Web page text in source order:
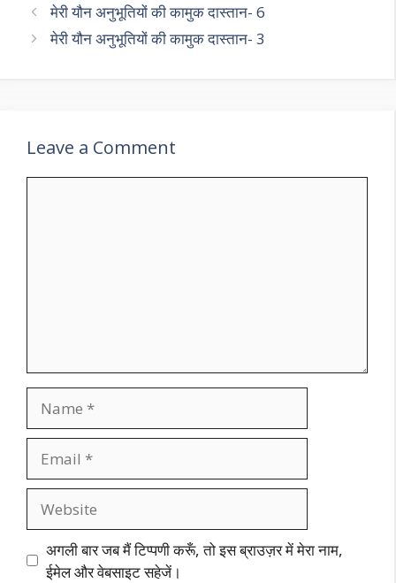
मेरी यौन अनुभूतियों की कामुक दास्तान- 6
मेरी यौन अनुभूतियों की कामुक दास्तान- 3
Leave a Comment
अगली बार जब मैं टिप्पणी करूँ, तो इस ब्राउज़र में मेरा नाम,
ईमेल और वेबसाइट सहेजें।